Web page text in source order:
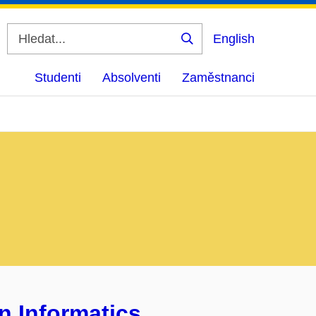
Vyhledat
English
Studenti Absolventi Zaměstnanci